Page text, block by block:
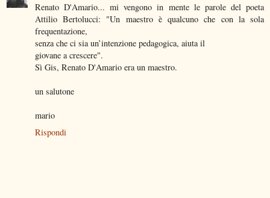
Renato D'Amario... mi vengono in mente le parole del poeta
Attilio Bertolucci: "Un maestro è qualcuno che con la sola
frequentazione,
senza che ci sia un’intenzione pedagogica, aiuta il
giovane a crescere".
Sì Gis, Renato D'Amario era un maestro.
un salutone
mario
Rispondi